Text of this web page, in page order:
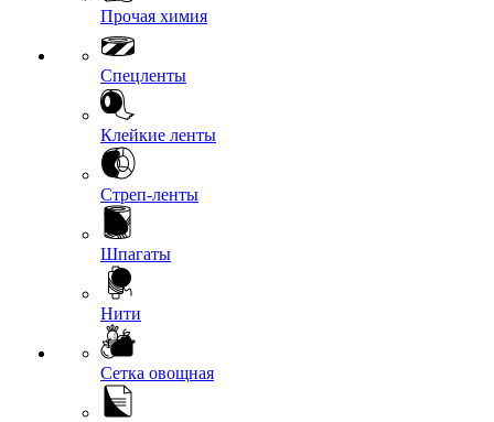
Прочая химия
Спецленты
Клейкие ленты
Стреп-ленты
Шпагаты
Нити
Сетка овощная